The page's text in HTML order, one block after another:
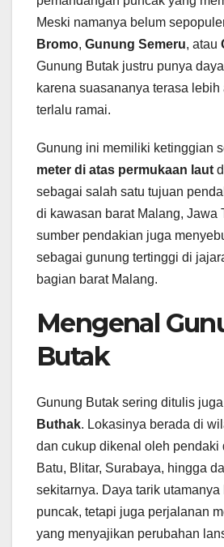
Meski namanya belum
Bromo, Gunung Semeru, atau
Gunung Butak justru punya
karena suasananya terasa
terlalu ramai.
Gunung ini memiliki ketinggian
meter di atas permukaan laut
sebagai salah satu tujuan
di kawasan barat Malang, Jawa
sumber pendakian juga
sebagai gunung tertinggi di
bagian barat Malang.
Mengenal
Butak
Gunung Butak sering ditulis
Buthak. Lokasinya berada di
dan cukup dikenal oleh pendaki
Batu, Blitar, Surabaya, hingga
sekitarnya. Daya tarik utamanya
puncak, tetapi juga perjalanan
yang menyajikan perubahan